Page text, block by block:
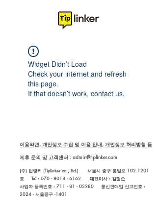
Widget Didn’t Load
Check your internet and refresh
this page.
If that doesn’t work, contact us.
이용약관, 개인정보 수집 및 이용 안내, 개인정보 처리방침 등
제휴 문의 및 고객센터 : admin@tiplinker.com
(주) 팁링커 (Tiplinker co., Ltd.) 서울시 중구 통일로 102 1201
호 Tel : 070 - 8018 - 6162 대표이사 : 김형준
사업자 등록번호 : 711 - 81 - 02280 통신판매업 신고번호 :
2024 - 서울중구 -1401